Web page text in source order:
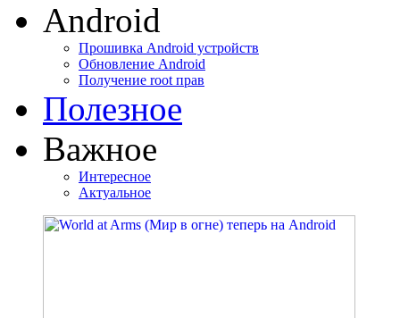
Android
Прошивка Android устройств
Обновление Android
Получение root прав
Полезное
Важное
Интересное
Актуальное